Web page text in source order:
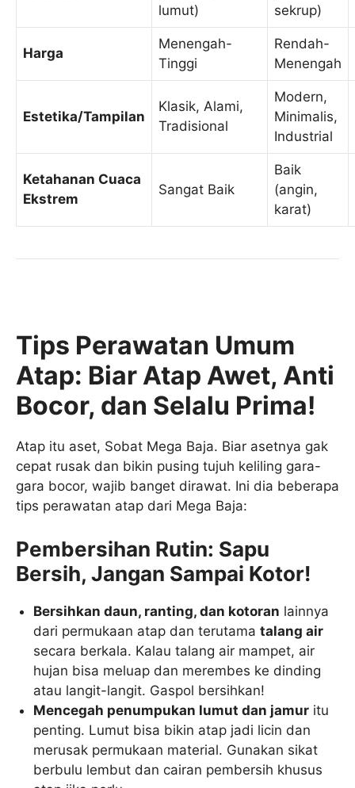
lumut)
sekrup)
Harga
Menengah-
Tinggi
Rendah-
Menengah
Estetika/Tampilan
Klasik, Alami,
Tradisional
Modern,
Minimalis,
Industrial
Ketahanan Cuaca
Ekstrem
Sangat Baik
Baik
(angin,
karat)
Tips Perawatan Umum
Atap: Biar Atap Awet, Anti
Bocor, dan Selalu Prima!
Atap itu aset, Sobat Mega Baja. Biar asetnya gak
cepat rusak dan bikin pusing tujuh keliling gara-
gara bocor, wajib banget dirawat. Ini dia beberapa
tips perawatan atap dari Mega Baja:
Pembersihan Rutin: Sapu
Bersih, Jangan Sampai Kotor!
Bersihkan daun, ranting, dan kotoran lainnya
dari permukaan atap dan terutamatalang air
secara berkala. Kalau talang air mampet, air
hujan bisa meluap dan merembes ke dinding
atau langit-langit. Gaspol bersihkan!
Mencegah penumpukan lumut dan jamur itu
penting. Lumut bisa bikin atap jadi licin dan
merusak permukaan material. Gunakan sikat
berbulu lembut dan cairan pembersih khusus